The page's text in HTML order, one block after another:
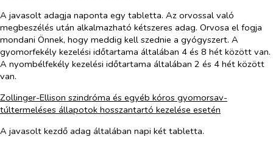
A javasolt adagja naponta egy tabletta. Az orvossal való
megbeszélés után alkalmazható kétszeres adag. Orvosa el fogja
mondani Önnek, hogy meddig kell szednie a gyógyszert. A
gyomorfekély kezelési időtartama általában 4 és 8 hét között van.
A nyombélfekély kezelési időtartama általában 2 és 4 hét között
van.
Zollinger-Ellison szindróma és egyéb kóros gyomorsav-
túltermeléses állapotok hosszantartó kezelése esetén
A javasolt kezdő adag általában napi két tabletta.